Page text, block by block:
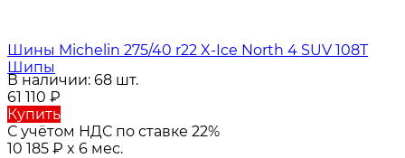
Шины Michelin 275/40 r22 X-Ice North 4 SUV 108T
Шипы
В наличии: 68 шт.
61 110 ₽
Купить
С учётом НДС по ставке 22%
10 185 ₽ x 6 мес.